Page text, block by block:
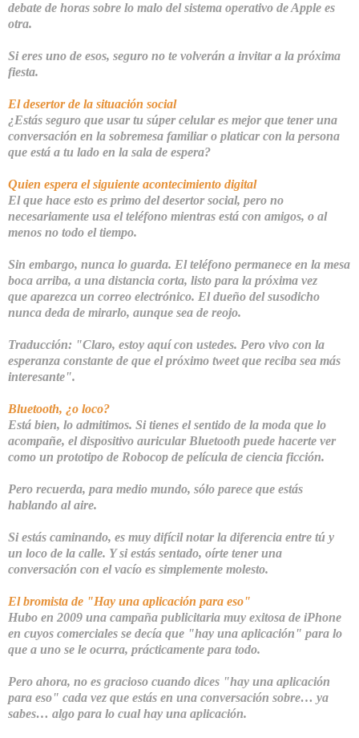
debate de horas sobre lo malo del sistema operativo de Apple es
otra.
Si eres uno de esos, seguro no te volverán a invitar a la próxima
fiesta.
El desertor de la situación social
¿Estás seguro que usar tu súper celular es mejor que tener una
conversación en la sobremesa familiar o platicar con la persona
que está a tu lado en la sala de espera?
Quien espera el siguiente acontecimiento digital
El que hace esto es primo del desertor social, pero no
necesariamente usa el teléfono mientras está con amigos, o al
menos no todo el tiempo.
Sin embargo, nunca lo guarda. El teléfono permanece en la mesa
boca arriba, a una distancia corta, listo para la próxima vez
que aparezca un correo electrónico. El dueño del susodicho
nunca deda de mirarlo, aunque sea de reojo.
Traducción: "Claro, estoy aquí con ustedes. Pero vivo con la
esperanza constante de que el próximo tweetque reciba sea más
interesante".
Bluetooth, ¿o loco?
Está bien, lo admitimos. Si tienes el sentido de la moda que lo
acompañe, el dispositivo auricular Bluetooth puede hacerte ver
como un prototipo de Robocop de película de ciencia ficción.
Pero recuerda, para medio mundo, sólo parece que estás
hablando al aire.
Si estás caminando, es muy difícil notar la diferencia entre tú y
un loco de la calle. Y si estás sentado, oírte tener una
conversación con el vacío es simplemente molesto.
El bromista de "Hay una aplicación para eso"
Hubo en 2009 una campaña publicitaria muy exitosa de iPhone
en cuyos comerciales se decía que "hay una aplicación" para lo
que a uno se le ocurra, prácticamente para todo.
Pero ahora, no es gracioso cuando dices "hay una aplicación
para eso" cada vez que estás en una conversación sobre… ya
sabes… algo para lo cual hay una aplicación.